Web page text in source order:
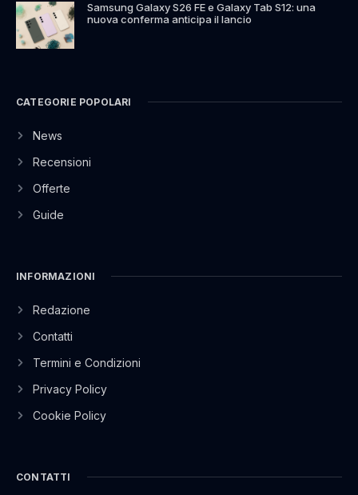
Samsung Galaxy S26 FE e Galaxy Tab S12: una
nuova conferma anticipa il lancio
CATEGORIE POPOLARI
News
Recensioni
Offerte
Guide
INFORMAZIONI
Redazione
Contatti
Termini e Condizioni
Privacy Policy
Cookie Policy
CONTATTI